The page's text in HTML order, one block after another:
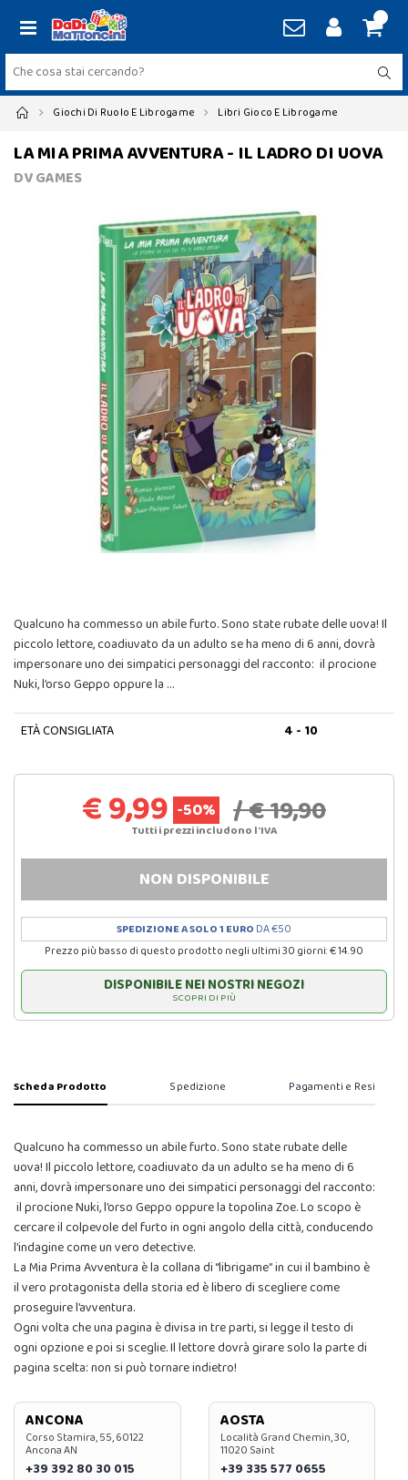
Giochi Di Ruolo E Librogame Libri Gioco E Librogame
LA MIA PRIMA AVVENTURA - IL LADRO DI UOVA
DV GAMES
Qualcuno ha commesso un abile furto. Sono state rubate delle uova! Il
piccolo lettore, coadiuvato da un adulto se ha meno di 6 anni, dovrà
impersonare uno dei simpatici personaggi del racconto: il procione
Nuki, l’orso Geppo oppure la …
ETÀ CONSIGLIATA 4 - 10
€ 9,99 -50% / € 19,90
Tutti i prezzi includono l'IVA
NON DISPONIBILE
SPEDIZIONE A SOLO 1 EURO DA €50
Prezzo più basso di questo prodotto negli ultimi 30 giorni: € 14.90
DISPONIBILE NEI NOSTRI NEGOZI
SCOPRI DI PIÙ
Scheda Prodotto Spedizione Pagamenti e Resi
Qualcuno ha commesso un abile furto. Sono state rubate delle
uova! Il piccolo lettore, coadiuvato da un adulto se ha meno di 6
anni, dovrà impersonare uno dei simpatici personaggi del racconto:
il procione Nuki, l’orso Geppo oppure la topolina Zoe. Lo scopo è
cercare il colpevole del furto in ogni angolo della città, conducendo
l’indagine come un vero detective.
La Mia Prima Avventura è la collana di “librigame” in cui il bambino è
il vero protagonista della storia ed è libero di scegliere come
proseguire l’avventura.
Ogni volta che una pagina è divisa in tre parti, si legge il testo di
ogni opzione e poi si sceglie. Il lettore dovrà girare solo la parte di
pagina scelta: non si può tornare indietro!
ANCONA
Corso Stamira, 55, 60122
Ancona AN
+39 392 80 30 015
AOSTA
Località Grand Chemin, 30,
11020 Saint
+39 335 577 0655